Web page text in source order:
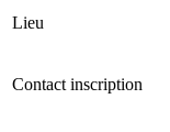
Lieu
Contact inscription